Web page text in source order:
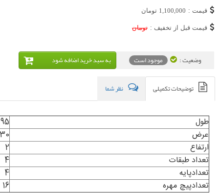
قیمت : 1,100,000 تومان
قیمت قبل از تخفیف : تومان
وضعیت : موجود است به سبد خريد اضافه شود
توضیحات تکمیلی نظر شما
طول
95
عرض
30
ارتفاع
2
تعداد طبقات
4
تعدادپایه
4
تعدادپیچ مهره
16